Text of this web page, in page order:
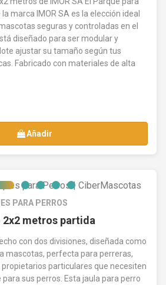
de usar y prácticas para
precio:En CiberMascotas,
ofrecercercados para perros
durabilidad y funcionalidad al
productos de alta
de
nuestros productos son
y desmontar, lo que te
en casa o llevarlos contigo
dueño de un solo perro o de
tienda encontrarás la opción
marca IMOR SA es la elección ideal
seguras y controladas en el
diseñado para ser modular y
ajustar su tamaño según tus
Fabricado con materiales de alta
Añadir
PARA PERROS
2x2 metros partida
con dos divisiones, diseñada como
mascotas, perfecta para perreras,
particulares que necesiten
sus perros. Esta jaula para perro